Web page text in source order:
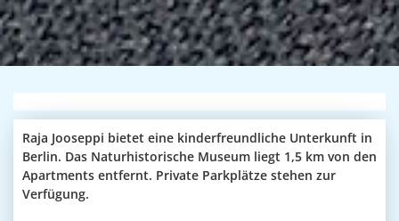
Raja Jooseppi bietet eine kinderfreundliche Unterkunft in
Berlin. Das Naturhistorische Museum liegt 1,5 km von den
Apartments entfernt. Private Parkplätze stehen zur
Verfügung.